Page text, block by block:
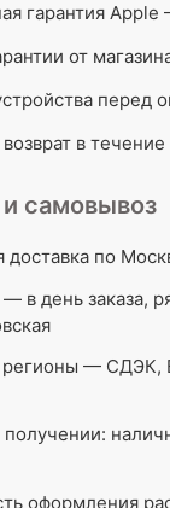
гарантия Apple
от
перед
в течение
самовывоз
доставка по
в день заказа,
регионы — СДЭК,
получении:
оформления